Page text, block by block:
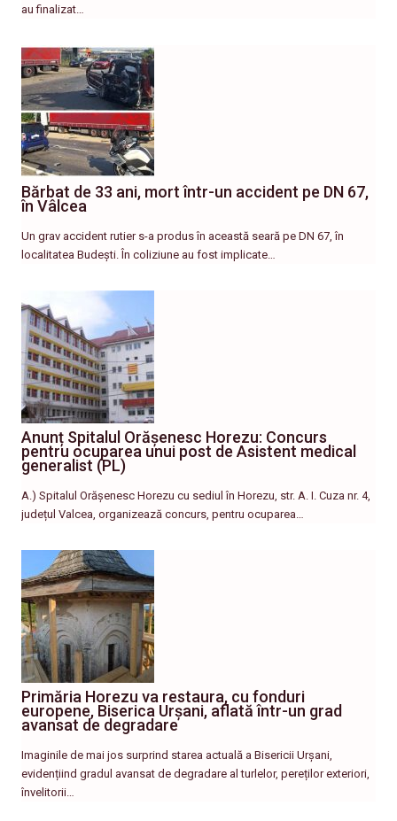
au finalizat…
Bărbat de 33 ani, mort într-un accident pe DN 67,
în Vâlcea
Un grav accident rutier s-a produs în această seară pe DN 67, în
localitatea Budești. În coliziune au fost implicate…
Anunț Spitalul Orășenesc Horezu: Concurs
pentru ocuparea unui post de Asistent medical
generalist (PL)
A.) Spitalul Orășenesc Horezu cu sediul în Horezu, str. A. I. Cuza nr. 4,
județul Valcea, organizează concurs, pentru ocuparea…
Primăria Horezu va restaura, cu fonduri
europene, Biserica Urșani, aflată într-un grad
avansat de degradare
Imaginile de mai jos surprind starea actuală a Bisericii Urșani,
evidențiind gradul avansat de degradare al turlelor, pereților exteriori,
învelitorii…